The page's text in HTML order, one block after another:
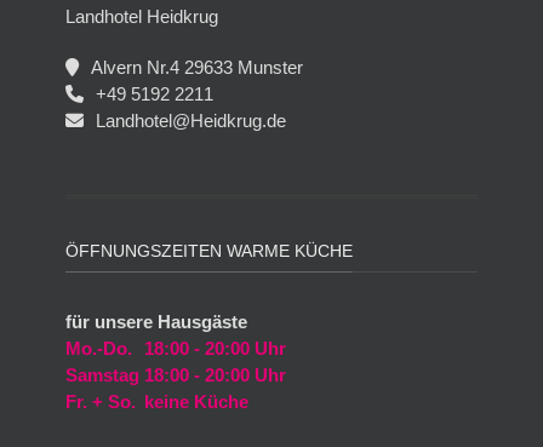
Landhotel Heidkrug
Alvern Nr.4 29633 Munster
+49 5192 2211
Landhotel@Heidkrug.de
ÖFFNUNGSZEITEN WARME KÜCHE
für unsere Hausgäste
Mo.-Do.
18:00 - 20:00 Uhr
Samstag 18:00 - 20:00 Uhr
Fr. + So. keine Küche